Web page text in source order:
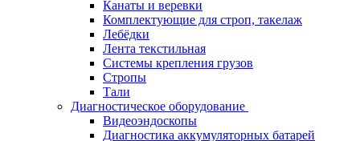
Канаты и веревки
Комплектующие для строп, такелаж
Лебёдки
Лента текстильная
Системы крепления грузов
Стропы
Тали
Диагностическое оборудование
Видеоэндоскопы
Диагностика аккумуляторных батарей